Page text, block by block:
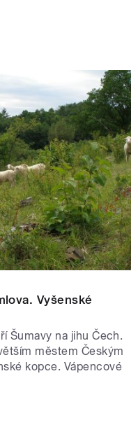
Vyšenské
Šumavy na jihu Čech.
městem Českým
kopce. Vápencové